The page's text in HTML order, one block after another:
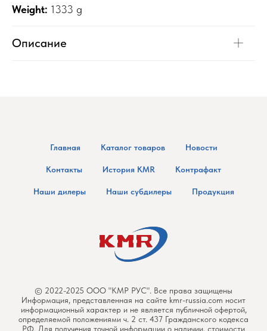
Weight: 1333 g
Описание
Главная Каталог товаров Новости
Контакты История KMR Контрафакт
Наши дилеры Наши субдилеры Продукция
© 2022-2025 ООО "КМР РУС". Все права защищены
Информация, представленная на сайте kmr-russia.com носит
информационный характер и не является публичной офертой,
определяемой положениями ч. 2 ст. 437 Гражданского кодекса
РФ. Для получения точной информации о наличии, стоимости